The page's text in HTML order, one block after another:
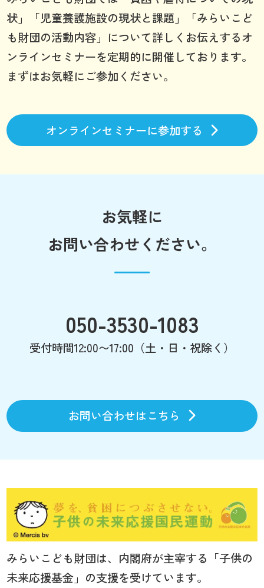
状」「児童養護施設の現状と課題」「みらいこど
も財団の活動内容」について詳しくお伝えするオ
ンラインセミナーを定期的に開催しております。
まずはお気軽にご参加ください。
オンラインセミナーに参加する
お気軽に
お問い合わせください。
050-3530-1083
受付時間12:00〜17:00（土・日・祝除く）
お問い合わせはこちら
みらいこども財団は、内閣府が主宰する「子供の
未来応援基金」の支援を受けています。